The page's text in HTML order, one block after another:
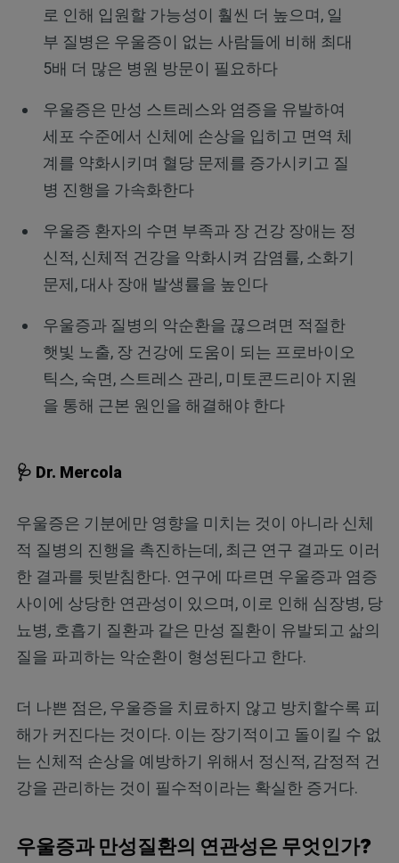
로 인해 입원할 가능성이 훨씬 더 높으며, 일
부 질병은 우울증이 없는 사람들에 비해 최대
5배 더 많은 병원 방문이 필요하다
우울증은 만성 스트레스와 염증을 유발하여
세포 수준에서 신체에 손상을 입히고 면역 체
계를 약화시키며 혈당 문제를 증가시키고 질
병 진행을 가속화한다
우울증 환자의 수면 부족과 장 건강 장애는 정
신적, 신체적 건강을 악화시켜 감염률, 소화기
문제, 대사 장애 발생률을 높인다
우울증과 질병의 악순환을 끊으려면 적절한
햇빛 노출, 장 건강에 도움이 되는 프로바이오
틱스, 숙면, 스트레스 관리, 미토콘드리아 지원
을 통해 근본 원인을 해결해야 한다
🩺 Dr. Mercola
우울증은 기분에만 영향을 미치는 것이 아니라 신체
적 질병의 진행을 촉진하는데, 최근 연구 결과도 이러
한 결과를 뒷받침한다. 연구에 따르면 우울증과 염증
사이에 상당한 연관성이 있으며, 이로 인해 심장병, 당
뇨병, 호흡기 질환과 같은 만성 질환이 유발되고 삶의
질을 파괴하는 악순환이 형성된다고 한다.
더 나쁜 점은, 우울증을 치료하지 않고 방치할수록 피
해가 커진다는 것이다. 이는 장기적이고 돌이킬 수 없
는 신체적 손상을 예방하기 위해서 정신적, 감정적 건
강을 관리하는 것이 필수적이라는 확실한 증거다.
우울증과 만성질환의 연관성은 무엇인가?